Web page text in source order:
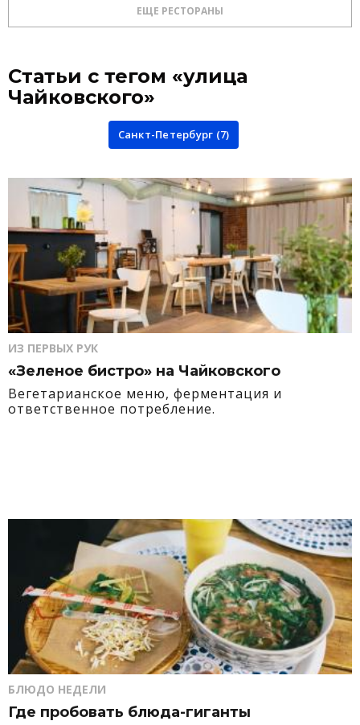
ЕЩЕ РЕСТОРАНЫ
Статьи с тегом «улица
Чайковского»
Санкт-Петербург (7)
ИЗ ПЕРВЫХ РУК
«Зеленое бистро» на Чайковского
Вегетарианское меню, ферментация и
ответственное потребление.
БЛЮДО НЕДЕЛИ
Где пробовать блюда-гиганты